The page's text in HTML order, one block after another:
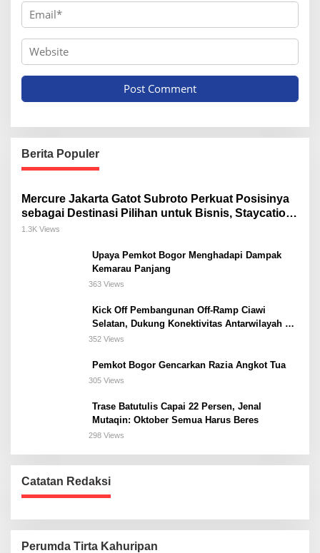
Berita Populer
Mercure Jakarta Gatot Subroto Perkuat Posisinya
sebagai Destinasi Pilihan untuk Bisnis, Staycation,
Meeting, dan Kuliner di Jakarta Selatan
1.3K Views
Upaya Pemkot Bogor Menghadapi Dampak
Kemarau Panjang
363 Views
Kick Off Pembangunan Off-Ramp Ciawi
Selatan, Dukung Konektivitas Antarwilayah di
Bogor Selatan
352 Views
Pemkot Bogor Gencarkan Razia Angkot Tua
305 Views
Trase Batutulis Capai 22 Persen, Jenal
Mutaqin: Oktober Semua Harus Beres
298 Views
Catatan Redaksi
Perumda Tirta Kahuripan